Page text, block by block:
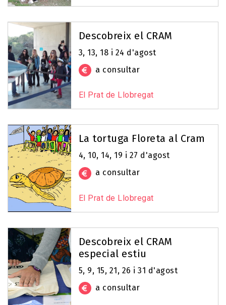
Descobreix el CRAM
3, 13, 18 i 24 d'agost
a consultar
El Prat de Llobregat
La tortuga Floreta al Cram
4, 10, 14, 19 i 27 d'agost
a consultar
El Prat de Llobregat
Descobreix el CRAM
especial estiu
5, 9, 15, 21, 26 i 31 d'agost
a consultar